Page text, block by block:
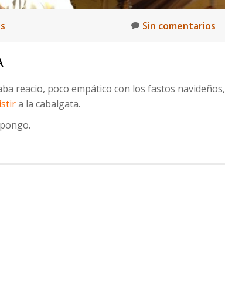
Sin comentarios
reacio, poco empático con los fastos navideños,
a la cabalgata.